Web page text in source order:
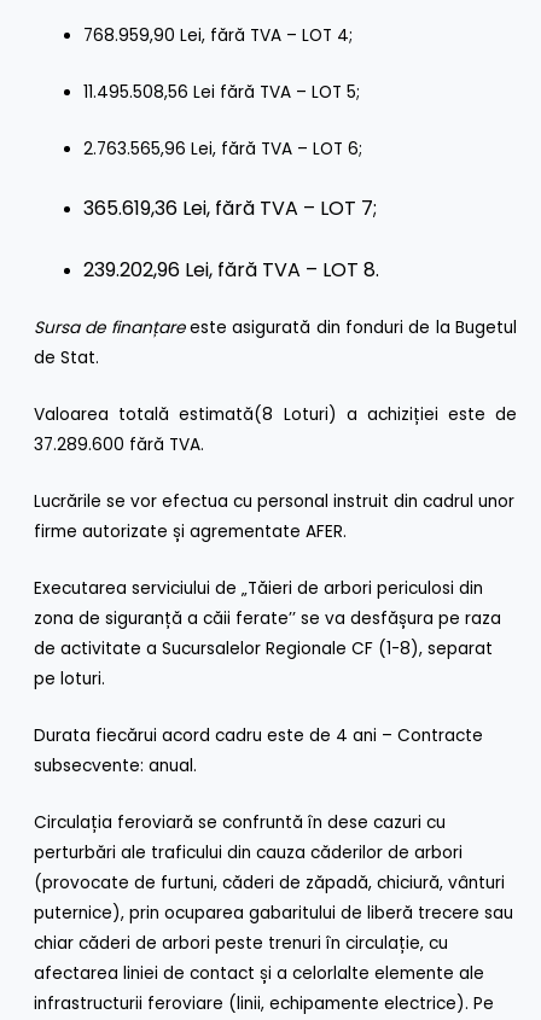
768.959,90 Lei, fără TVA – LOT 4;
11.495.508,56 Lei fără TVA – LOT 5;
2.763.565,96 Lei, fără TVA – LOT 6;
365.619,36 Lei, fără TVA – LOT 7;
239.202,96 Lei, fără TVA – LOT 8.
Sursa de finanțareeste asigurată din fonduri de la Bugetul
de Stat.
Valoarea totală estimată(8 Loturi) a achiziției este de
37.289.600 fără TVA.
Lucrările se vor efectua cu personal instruit din cadrul unor
firme autorizate și agrementate AFER.
Executarea serviciului de „Tăieri de arbori periculosi din
zona de siguranță a căii ferate’’ se va desfășura pe raza
de activitate a Sucursalelor Regionale CF (1-8), separat
pe loturi.
Durata fiecărui acord cadru este de 4 ani – Contracte
subsecvente: anual.
Circulația feroviară se confruntă în dese cazuri cu
perturbări ale traficului din cauza căderilor de arbori
(provocate de furtuni, căderi de zăpadă, chiciură, vânturi
puternice), prin ocuparea gabaritului de liberă trecere sau
chiar căderi de arbori peste trenuri în circulație, cu
afectarea liniei de contact și a celorlalte elemente ale
infrastructurii feroviare (linii, echipamente electrice). Pe